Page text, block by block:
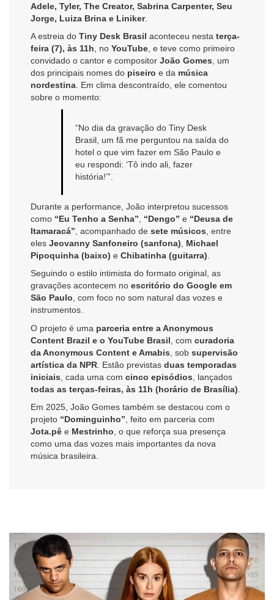
Adele, Tyler, The Creator, Sabrina Carpenter, Seu
Jorge, Luiza Brina e Liniker.
A estreia do Tiny Desk Brasil aconteceu nesta terça-
feira (7), às 11h , no YouTube , e teve como primeiro
convidado o cantor e compositor João Gomes , um
dos principais nomes do piseiro e da música
nordestina . Em clima descontraído, ele comentou
sobre o momento:
“No dia da gravação do Tiny Desk
Brasil, um fã me perguntou na saída do
hotel o que vim fazer em São Paulo e
eu respondi: ‘Tô indo ali, fazer
história!’”.
Durante a performance, João interpretou sucessos
como “Eu Tenho a Senha” “Dengo” e “Deusa de
Itamaracá” , acompanhado de sete músicos , entre
eles Jeovanny Sanfoneiro (sanfona)
Michael
Pipoquinha (baixo) e Chibatinha (guitarra)
Seguindo o estilo intimista do formato original, as
gravações acontecem no escritório do Google em
São Paulo, com foco no som natural das vozes e
instrumentos.
O projeto é uma parceria entre a Anonymous
Content Brazil e o YouTube Brasil , com curadoria
da Anonymous Content e Amabis , sob supervisão
artística da NPR . Estão previstas duas temporadas
iniciais , cada uma com cinco episódios , lançados
todas as terças-feiras, às 11h (horário de Brasília)
Em 2025, João Gomes também se destacou com o
projeto “Dominguinho” , feito em parceria com
Jota.pê e Mestrinho , o que reforça sua presença
como uma das vozes mais importantes da nova
música brasileira.